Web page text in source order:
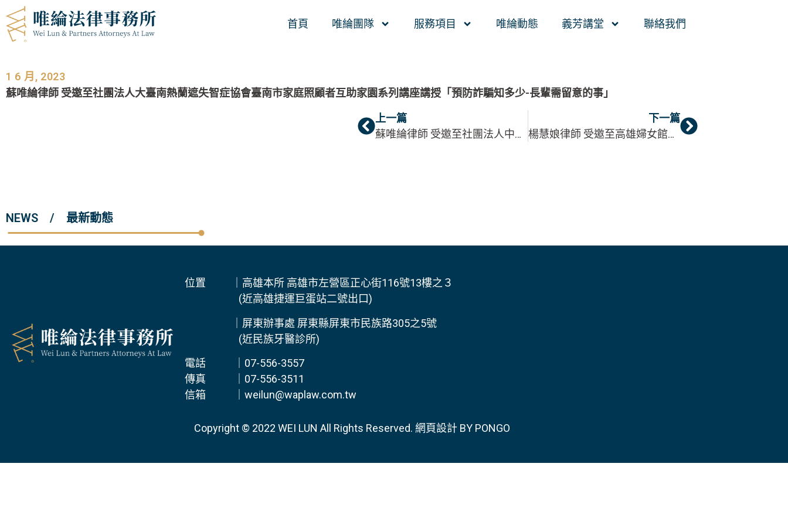
首頁 唯綸團隊 服務項目 唯綸動態 義芳講堂 聯絡我們
1 6 月, 2023
蘇唯綸律師 受邀至社團法人大臺南熱蘭遮失智症協會臺南市家庭照顧者互助家園系列講座講授「預防詐騙知多少-長輩需留意的事」
上一篇
蘇唯綸律師 受邀至社團法人中華民國全國創新創業總會講授「消費者保護爭議與企業經營初階」（臺南場）
下一篇
楊慧娘律師 受邀至高雄婦女館擔任大港性別導讀工作坊與談人。
NEWS / 最新動態​
位置 ｜高雄本所 高雄市左營區正心街116號13樓之３
(近高雄捷運巨蛋站二號出口)
｜屏東辦事處 屏東縣屏東市民族路305之5號
(近民族牙醫診所)
電話 ｜07-556-3557
傳真 ｜07-556-3511
信箱 ｜weilun@waplaw.com.tw
Copyright © 2022 WEI LUN All Rights Reserved. 網頁設計BY PONGO